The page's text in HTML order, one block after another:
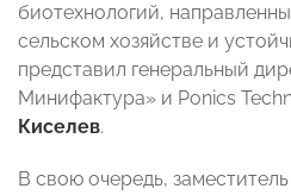
биотехнологий,
сельском хозяйстве и
представил генеральный
Минифактура» и Ponics
Киселев.
В свою очередь, заместитель